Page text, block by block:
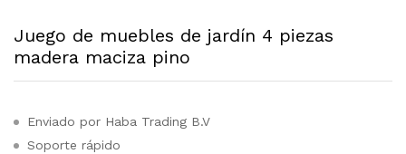
Juego de muebles de jardín 4 piezas
madera maciza pino
Enviado por Haba Trading B.V
Soporte rápido